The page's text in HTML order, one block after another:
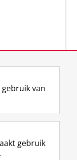
f
I
n
t
Y
o
T
van
gebruik